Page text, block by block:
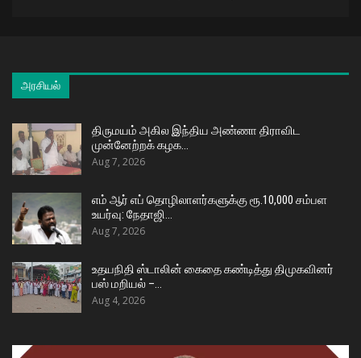
அரசியல்
திருமயம் அகில இந்திய அண்ணா திராவிட
முன்னேற்றக் கழக…
Aug 7, 2026
எம் ஆர் எப் தொழிலாளர்களுக்கு ரூ.10,000 சம்பள
உயர்வு: நேதாஜி…
Aug 7, 2026
உதயநிதி ஸ்டாலின் கைதை கண்டித்து திமுகவினர்
பஸ் மறியல் –…
Aug 4, 2026